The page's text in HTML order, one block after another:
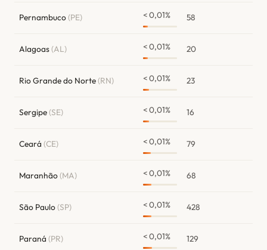
Pernambuco(PE) < 0,01% 58
Alagoas(AL) < 0,01% 20
Rio Grande do Norte(RN) < 0,01% 23
Sergipe(SE) < 0,01% 16
Ceará (CE) < 0,01% 79
Maranhão(MA) < 0,01% 68
São Paulo(SP) < 0,01% 428
Paraná (PR) < 0,01% 129